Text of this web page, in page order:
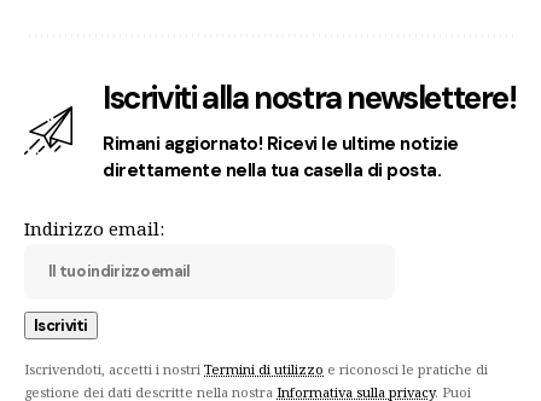
Iscriviti alla nostra newslettere!
Rimani aggiornato! Ricevi le ultime notizie
direttamente nella tua casella di posta.
Indirizzo email:
Iscrivendoti, accetti i nostri Termini di utilizzo e riconosci le pratiche di
gestione dei dati descritte nella nostra Informativa sulla privacy. Puoi